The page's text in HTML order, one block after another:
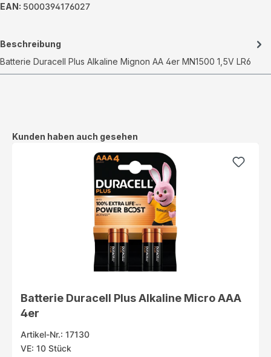
EAN: 5000394176027
Beschreibung
Batterie Duracell Plus Alkaline Mignon AA 4er MN1500 1,5V LR6
Produktgalerie überspringen
Kunden haben auch gesehen
Batterie Duracell Plus Alkaline Micro AAA
4er
Artikel-Nr.: 17130
VE: 10 Stück